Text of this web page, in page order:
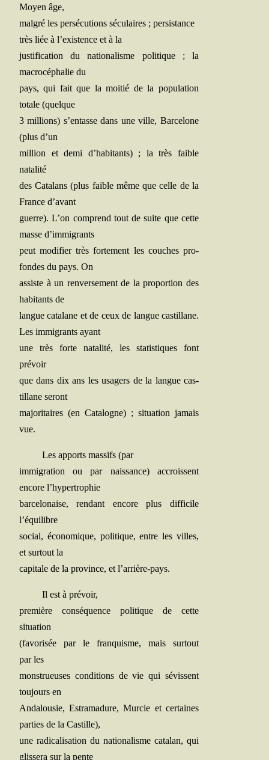
Moyen âge,
mal­gré les per­sé­cu­tions sécu­laires ; persistance
très liée à l’existence et à la
jus­ti­fi­ca­tion du natio­na­lisme poli­tique ; la
macro­cé­pha­lie du
pays, qui fait que la moi­tié de la popu­la­tion
totale (quelque
3 mil­lions) s’entasse dans une ville, Bar­ce­lone
(plus d’un
mil­lion et demi d’habitants) ; la très faible
natalité
des Cata­lans (plus faible même que celle de la
France d’avant
guerre). L’on com­prend tout de suite que cette
masse d’immigrants
peut modi­fier très for­te­ment les couches pro­
fondes du pays. On
assiste à un ren­ver­se­ment de la pro­por­tion des
habi­tants de
langue cata­lane et de ceux de langue cas­tillane.
Les immi­grants ayant
une très forte nata­li­té, les sta­tis­tiques font
prévoir
que dans dix ans les usa­gers de la langue cas­
tillane seront
majo­ri­taires (en Cata­logne) ; situa­tion jamais
vue.
Les apports mas­sifs (par
immi­gra­tion ou par nais­sance) accroissent
encore l’hypertrophie
bar­ce­lo­naise, ren­dant encore plus dif­fi­cile
l’équilibre
social, éco­no­mique, poli­tique, entre les villes,
et sur­tout la
capi­tale de la pro­vince, et l’arrière-pays.
Il est à prévoir,
pre­mière consé­quence poli­tique de cette
situation
(favo­ri­sée par le fran­quisme, mais sur­tout
par les
mons­trueuses condi­tions de vie qui sévissent
tou­jours en
Anda­lou­sie, Estra­ma­dure, Mur­cie et cer­taines
par­ties de la Castille),
une radi­ca­li­sa­tion du natio­na­lisme cata­lan, qui
glis­se­ra sur la pente